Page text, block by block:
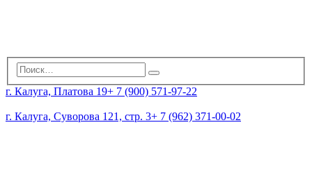
г. Калуга, Платова 19+ 7 (900) 571-97-22
г. Калуга, Суворова 121, стр. 3+ 7 (962) 371-00-02